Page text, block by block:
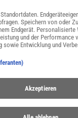
Gymglish
Schulen
Speichern von oder
Endgerät. Personalisierte
und der Performance
sowie Entwicklung und
Akzeptieren